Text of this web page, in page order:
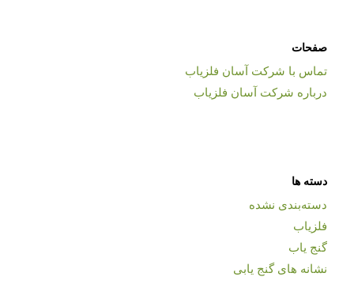
صفحات
تماس با شرکت آسان فلزیاب
درباره شرکت آسان فلزیاب
دسته ها
دسته‌بندی نشده
فلزیاب
گنج یاب
نشانه های گنج یابی